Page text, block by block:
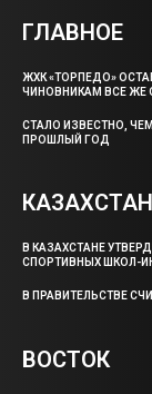
ГЛАВНОЕ
ЖХК «ТОРПЕДО»
ЧИНОВНИКАМ ВСЕ ЖЕ
СТАЛО ИЗВЕСТНО,
ПРОШЛЫЙ ГОД
КАЗАХСТАН
В КАЗАХСТАНЕ
СПОРТИВНЫХ ШКОЛ-
В ПРАВИТЕЛЬСТВЕ
ВОСТОК